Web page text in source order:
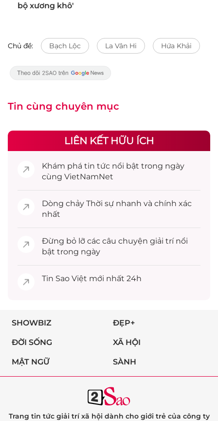
bộ xương khô'
Chủ đề: Bạch Lộc La Vân Hi Hứa Khải
Tin cùng chuyên mục
LIÊN KẾT HỮU ÍCH
Khám phá tin tức nổi bật trong ngày
cùng VietNamNet
Dòng chảy Thời sự nhanh và chính xác
nhất
Đừng bỏ lỡ các câu chuyện giải trínổi
bật trong ngày
Tin Sao Việt mới nhất 24h
SHOWBIZ ĐẸP+
ĐỜI SỐNG XÃ HỘI
MẬT NGỮ SÀNH
Trang tin tức giải trí xã hội dành cho giới trẻ của công ty